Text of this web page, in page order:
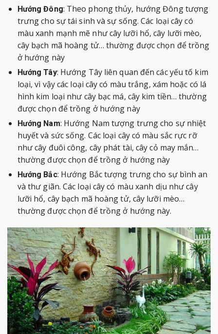
Hướng Đông: Theo phong thủy, hướng Đông tượng
trưng cho sự tái sinh và sự sống. Các loại cây có
màu xanh mạnh mẽ như cây lưỡi hổ, cây lưỡi mèo,
cây bạch mã hoàng tử… thường được chọn để trồng
ở hướng này
Hướng Tây: Hướng Tây liên quan đến các yếu tố kim
loại, vì vậy các loại cây có màu trắng, xám hoặc có lá
hình kim loại như cây bạc má, cây kim tiền… thường
được chọn để trồng ở hướng này
Hướng Nam: Hướng Nam tượng trưng cho sự nhiệt
huyết và sức sống. Các loại cây có màu sắc rực rỡ
như cây đuôi công, cây phát tài, cây cỏ may mắn…
thường được chọn để trồng ở hướng này
Hướng Bắc: Hướng Bắc tượng trưng cho sự bình an
và thư giãn. Các loại cây có màu xanh dịu như cây
lưỡi hổ, cây bạch mã hoàng tử, cây lưỡi mèo…
thường được chọn để trồng ở hướng này.